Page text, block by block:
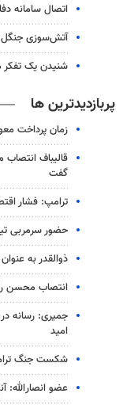
اتصال سامانه
آتش‌سوزی
شنیدن یک تفکر موسیقایی
پربازدیدترین ها
زمان پرداخت
قالیباف
گفت
ترامپ: فشار
حضور سرمربی
ذوالقدر به
انتصاب محسن
جمیری: رسانه‌
امید
شکست جنگ
عضو انصارالله: